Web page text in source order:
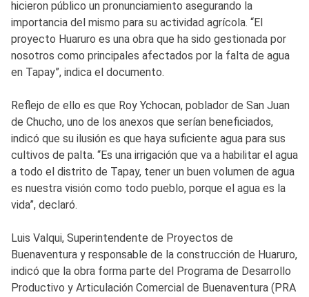
hicieron público un pronunciamiento asegurando la
importancia del mismo para su actividad agrícola. “El
proyecto Huaruro es una obra que ha sido gestionada por
nosotros como principales afectados por la falta de agua
en Tapay”, indica el documento.
Reflejo de ello es que Roy Ychocan, poblador de San Juan
de Chucho, uno de los anexos que serían beneficiados,
indicó que su ilusión es que haya suficiente agua para sus
cultivos de palta. “Es una irrigación que va a habilitar el agua
a todo el distrito de Tapay, tener un buen volumen de agua
es nuestra visión como todo pueblo, porque el agua es la
vida”, declaró.
Luis Valqui, Superintendente de Proyectos de
Buenaventura y responsable de la construcción de Huaruro,
indicó que la obra forma parte del Programa de Desarrollo
Productivo y Articulación Comercial de Buenaventura (PRA